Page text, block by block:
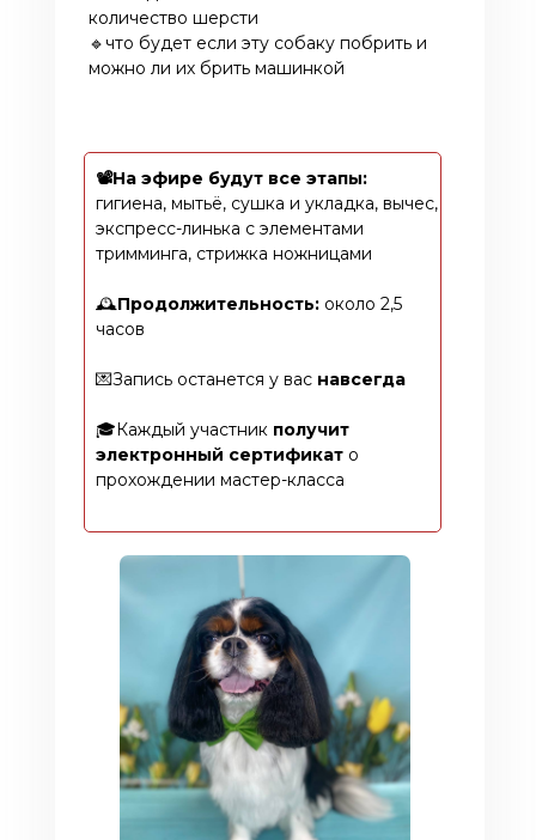
количество шерсти
🔹что будет если эту собаку побрить и
можно ли их брить машинкой
📽️На эфире будут все этапы:
гигиена, мытьё, сушка и укладка, вычес,
экспресс-линька с элементами
тримминга, стрижка ножницами
🕰️Продолжительность: около 2,5
часов
💌Запись останется у вас навсегда
🎓Каждый участник получит
электронный сертификат о
прохождении мастер-класса